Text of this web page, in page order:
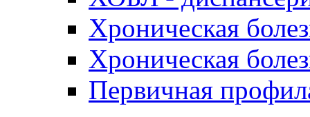
Хроническая
Хроническая
Первичная